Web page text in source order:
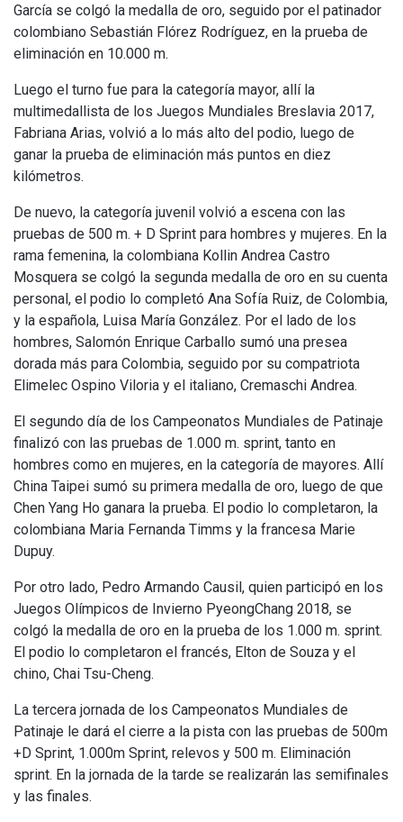
García se colgó la medalla de oro, seguido por el patinador
colombiano Sebastián Flórez Rodríguez, en la prueba de
eliminación en 10.000 m.
Luego el turno fue para la categoría mayor, allí la
multimedallista de los Juegos Mundiales Breslavia 2017,
Fabriana Arias, volvió a lo más alto del podio, luego de
ganar la prueba de eliminación más puntos en diez
kilómetros.
De nuevo, la categoría juvenil volvió a escena con las
pruebas de 500 m. + D Sprint para hombres y mujeres. En la
rama femenina, la colombiana Kollin Andrea Castro
Mosquera se colgó la segunda medalla de oro en su cuenta
personal, el podio lo completó Ana Sofía Ruiz, de Colombia,
y la española, Luisa María González. Por el lado de los
hombres, Salomón Enrique Carballo sumó una presea
dorada más para Colombia, seguido por su compatriota
Elimelec Ospino Viloria y el italiano, Cremaschi Andrea.
El segundo día de los Campeonatos Mundiales de Patinaje
finalizó con las pruebas de 1.000 m. sprint, tanto en
hombres como en mujeres, en la categoría de mayores. Allí
China Taipei sumó su primera medalla de oro, luego de que
Chen Yang Ho ganara la prueba. El podio lo completaron, la
colombiana Maria Fernanda Timms y la francesa Marie
Dupuy.
Por otro lado, Pedro Armando Causil, quien participó en los
Juegos Olímpicos de Invierno PyeongChang 2018, se
colgó la medalla de oro en la prueba de los 1.000 m. sprint.
El podio lo completaron el francés, Elton de Souza y el
chino, Chai Tsu-Cheng.
La tercera jornada de los Campeonatos Mundiales de
Patinaje le dará el cierre a la pista con las pruebas de 500m
+D Sprint, 1.000m Sprint, relevos y 500 m. Eliminación
sprint. En la jornada de la tarde se realizarán las semifinales
y las finales.